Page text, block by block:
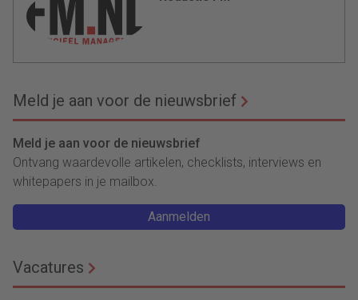
Meld je aan voor de nieuwsbrief
Meld je aan voor de nieuwsbrief
Ontvang waardevolle artikelen, checklists, interviews en
whitepapers in je mailbox.
Aanmelden
Vacatures